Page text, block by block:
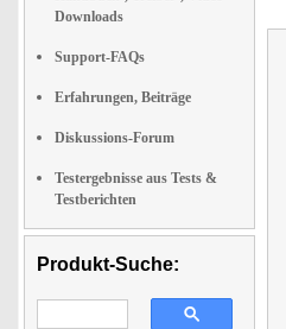
Downloads
Support-FAQs
Erfahrungen, Beiträge
Diskussions-Forum
Testergebnisse aus Tests &
Testberichten
Produkt-Suche: